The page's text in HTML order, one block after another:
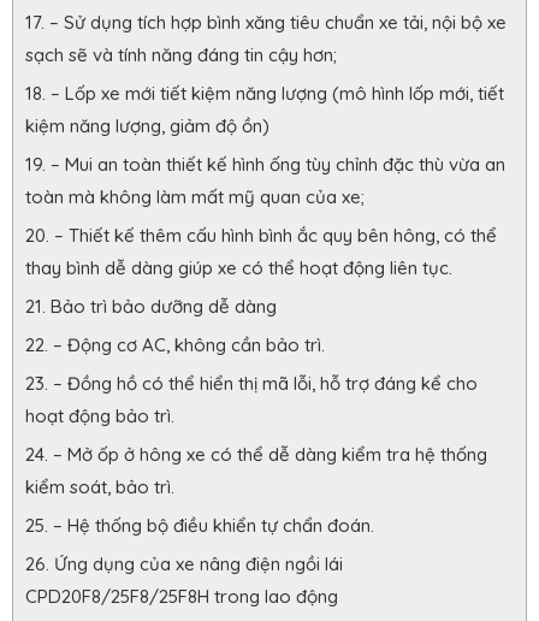
– Sử dụng tích hợp bình xăng tiêu chuẩn xe tải, nội bộ xe
sạch sẽ và tính năng đáng tin cậy hơn;
– Lốp xe mới tiết kiệm năng lượng (mô hình lốp mới, tiết
kiệm năng lượng, giảm độ ồn)
– Mui an toàn thiết kế hình ống tùy chỉnh đặc thù vừa an
toàn mà không làm mất mỹ quan của xe;
– Thiết kế thêm cấu hình bình ắc quy bên hông, có thể
thay bình dễ dàng giúp xe có thể hoạt động liên tục.
Bảo trì bảo dưỡng dễ dàng
– Động cơ AC, không cần bảo trì.
– Đồng hồ có thể hiển thị mã lỗi, hỗ trợ đáng kể cho
hoạt động bảo trì.
– Mở ốp ở hông xe có thể dễ dàng kiểm tra hệ thống
kiểm soát, bảo trì.
– Hệ thống bộ điều khiển tự chẩn đoán.
Ứng dụng của xe nâng điện ngồi lái
CPD20F8/25F8/25F8H trong lao động